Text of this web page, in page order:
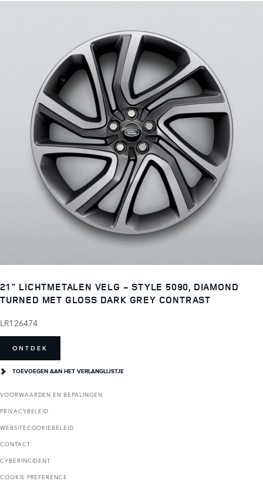
21" LICHTMETALEN VELG - STYLE 5090, DIAMOND
TURNED MET GLOSS DARK GREY CONTRAST
LR126474
ONTDEK
TOEVOEGEN AAN HET VERLANGLIJSTJE
VOORWAARDEN EN BEPALINGEN
PRIVACYBELEID
WEBSITECOOKIEBELEID
CONTACT
CYBERINCIDENT
COOKIE PREFERENCE